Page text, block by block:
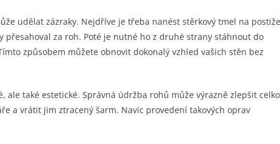
udělat zázraky. Nejdříve je třeba nanést stěrkový tmel na
přesahoval za roh. Poté je nutné ho z druhé strany stáhnout do
způsobem můžete obnovit dokonalý vzhled vašich stěn bez
ale také estetické. Správná údržba rohů může výrazně zlepšit
a vrátit jim ztracený šarm. Navíc provedení takových oprav